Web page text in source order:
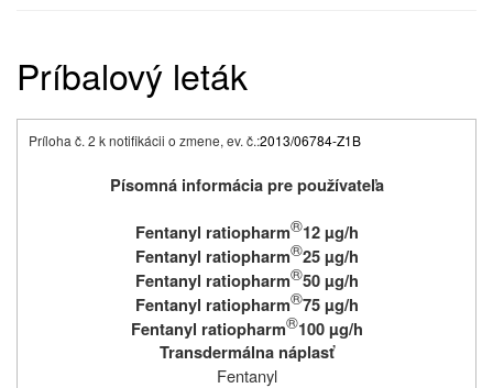
Príbalový leták
Príloha č. 2 k notifikácii o zmene, ev. č.:2013/06784-Z1B
Písomná informácia pre používateľa
Fentanyl ratiopharm®12 µg/h
Fentanyl ratiopharm®25 µg/h
Fentanyl ratiopharm®50 µg/h
Fentanyl ratiopharm®75 µg/h
Fentanyl ratiopharm®100 µg/h
Transdermálna náplasť
Fentanyl